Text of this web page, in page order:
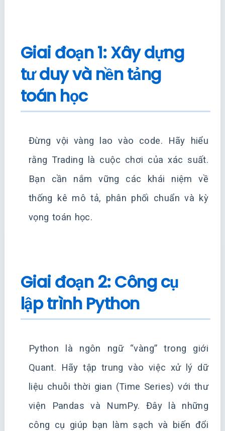
Giai đoạn 1: Xây dựng
tư duy và nền tảng
toán học
Đừng vội vàng lao vào code. Hãy hiểu
rằng Trading là cuộc chơi của xác suất.
Bạn cần nắm vững các khái niệm về
thống kê mô tả, phân phối chuẩn và kỳ
vọng toán học.
Giai đoạn 2: Công cụ
lập trình Python
Python là ngôn ngữ “vàng” trong giới
Quant. Hãy tập trung vào việc xử lý dữ
liệu chuỗi thời gian (Time Series) với thư
viện Pandas và NumPy. Đây là những
công cụ giúp bạn làm sạch và biến đổi